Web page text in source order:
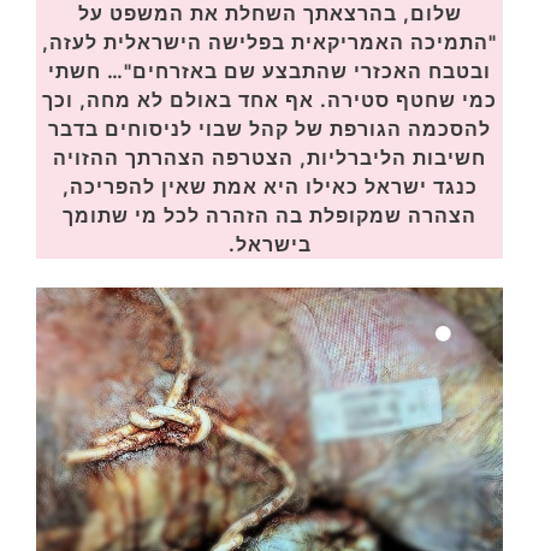
שלום, בהרצאתך השחלת את המשפט על
"התמיכה האמריקאית בפלישה הישראלית לעזה,
ובטבח האכזרי שהתבצע שם באזרחים"… חשתי
כמי שחטף סטירה. אף אחד באולם לא מחה, וכך
להסכמה הגורפת של קהל שבוי לניסוחים בדבר
חשיבות הליברליות, הצטרפה הצהרתך ההזויה
כנגד ישראל כאילו היא אמת שאין להפריכה,
הצהרה שמקופלת בה הזהרה לכל מי שתומך
בישראל.